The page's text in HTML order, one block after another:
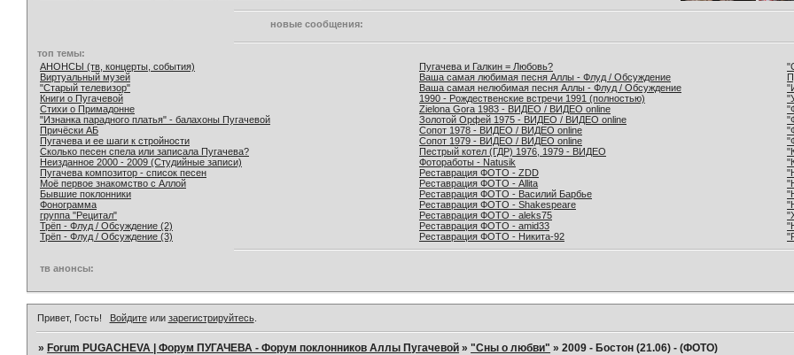
новые сообщения:
топ темы:
АНОНСЫ (тв, концерты, события)
Виртуальный музей
"Старый телевизор"
Книги о Пугачевой
Стихи о Примадонне
"Изнанка парадного платья" - балахоны Пугачевой
Причёски АБ
Пугачева и ее шаги к стройности
Сколько песен спела или записала Пугачева?
Неизданное 2000 - 2009 (Студийные записи)
Пугачева композитор - список песен
Моё первое знакомство с Аллой
Бывшие поклонники
Фонограмма
группа "Рецитал"
Трёп - Флуд / Обсуждение (2)
Трёп - Флуд / Обсуждение (3)
Пугачева и Галкин = Любовь?
Ваша самая любимая песня Аллы - Флуд / Обсуждение
Ваша самая нелюбимая песня Аллы - Флуд / Обсуждение
1990 - Рождественские встречи 1991 (полностью)
Zielona Gora 1983 - ВИДЕО / ВИДЕО online
Золотой Орфей 1975 - ВИДЕО / ВИДЕО online
Сопот 1978 - ВИДЕО / ВИДЕО online
Сопот 1979 - ВИДЕО / ВИДЕО online
Пестрый котел (ГДР) 1976, 1979 - ВИДЕО
Фотоработы - Natusik
Реставрация ФОТО - ZDD
Реставрация ФОТО - Allita
Реставрация ФОТО - Василий Барбье
Реставрация ФОТО - Shakespeare
Реставрация ФОТО - aleks75
Реставрация ФОТО - amid33
Реставрация ФОТО - Никита-92
тв анонсы:
Привет, Гость! Войдитеили зарегистрируйтесь.
»Forum PUGACHEVA | Форум ПУГАЧЕВА - Форум поклонников Аллы Пугачевой »"Сны о любви" »2009 - Бостон (21.06) - (ФОТО)